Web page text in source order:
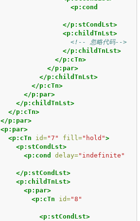
<p:cond
</p:stCondLst>
<p:childTnLst>
<!-- 忽略代码-->
</p:childTnLst>
</p:cTn>
</p:par>
</p:childTnLst>
</p:cTn>
</p:par>
</p:childTnLst>
</p:cTn>
</p:par>
<p:par>
<p:cTn
id="7" fill="hold">
<p:stCondLst>
<p:cond
delay="indefinite"
</p:stCondLst>
<p:childTnLst>
<p:par>
<p:cTn
id="8"
<p:stCondLst>